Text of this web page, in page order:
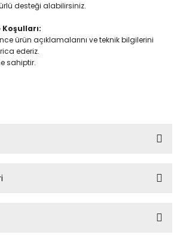
desteği alabilirsiniz.
ürün açıklamalarını ve teknik bilgilerini
ederiz.
sahiptir.